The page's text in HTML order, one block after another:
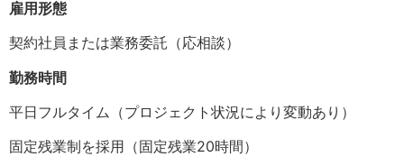
雇用形態
契約社員または業務委託（応相談）
勤務時間
平日フルタイム（プロジェクト状況により変動あり）
固定残業制を採用（固定残業20時間）